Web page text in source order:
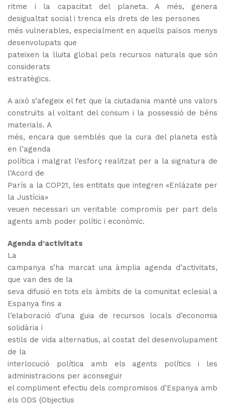
ritme i la capacitat del planeta. A més, genera
desigualtat social i trenca els drets de les persones
més vulnerables, especialment en aquells països menys
desenvolupats que
pateixen la lluita global pels recursos naturals que són
considerats
estratègics.
A això s’afegeix el fet que la ciutadania manté uns valors
construïts al voltant del consum i la possessió de béns
materials. A
més, encara que semblés que la cura del planeta està
en l’agenda
política i malgrat l’esforç realitzat per a la signatura de
l’Acord de
París a la COP21, les entitats que integren «Enlázate per
la Justícia»
veuen necessari un veritable compromís per part dels
agents amb poder polític i econòmic.
Agenda d’activitats
La
campanya s’ha marcat una àmplia agenda d’activitats,
que van des de la
seva difusió en tots els àmbits de la comunitat eclesial a
Espanya fins a
l’elaboració d’una guia de recursos locals d’economia
solidària i
estils de vida alternatius, al costat del desenvolupament
de la
interlocució política amb els agents polítics i les
administracions per aconseguir
el compliment efectiu dels compromisos d’Espanya amb
els ODS (Objectius